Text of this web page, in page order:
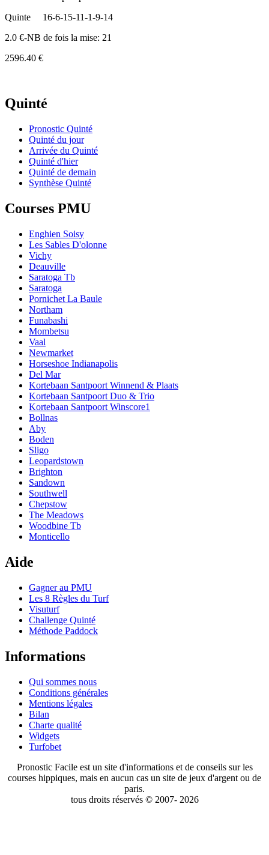
Quinte
16-6-15-11-1-9-14
2.0 €-NB de fois la mise: 21
2596.40 €
Quinté
Pronostic Quinté
Quinté du jour
Arrivée du Quinté
Quinté d'hier
Quinté de demain
Synthèse Quinté
Courses PMU
Enghien Soisy
Les Sables D'olonne
Vichy
Deauville
Saratoga Tb
Saratoga
Pornichet La Baule
Northam
Funabashi
Mombetsu
Vaal
Newmarket
Horseshoe Indianapolis
Del Mar
Kortebaan Santpoort Winnend & Plaats
Kortebaan Santpoort Duo & Trio
Kortebaan Santpoort Winscore1
Bollnas
Aby
Boden
Sligo
Leopardstown
Brighton
Sandown
Southwell
Chepstow
The Meadows
Woodbine Tb
Monticello
Aide
Gagner au PMU
Les 8 Règles du Turf
Visuturf
Challenge Quinté
Méthode Paddock
Informations
Qui sommes nous
Conditions générales
Mentions légales
Bilan
Charte qualité
Widgets
Turfobet
Pronostic Facile est un site d'informations et de conseils sur les
courses hippiques, mais en aucun cas un site de jeux d'argent ou de
paris.
tous droits réservés © 2007- 2026